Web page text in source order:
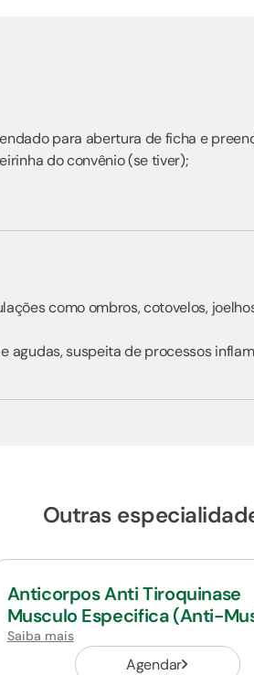
para abertura de ficha e
do convênio (se tiver);
como ombros, cotovelos,
agudas, suspeita de processos
Outras
Anticorpos Anti Tiroquinase
Musculo Especifica (Anti-
Saiba mais
Agendar